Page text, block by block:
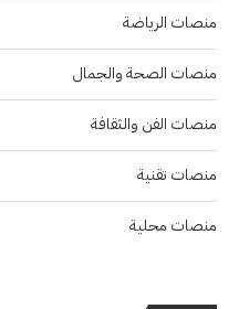
منصات الرياضة
منصات الصحة والجمال
منصات الفن والثقافة
منصات تقنية
منصات محلية